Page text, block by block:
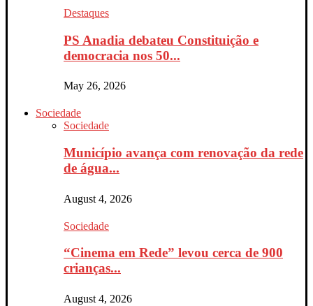
Destaques
PS Anadia debateu Constituição e
democracia nos 50...
May 26, 2026
Sociedade
Sociedade
Município avança com renovação da rede
de água...
August 4, 2026
Sociedade
“Cinema em Rede” levou cerca de 900
crianças...
August 4, 2026